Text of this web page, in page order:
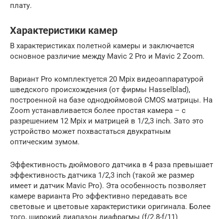
плату.
Характеристики камер
В характеристиках полетной камеры и заключается
основное различие между Mavic 2 Pro и Mavic 2 Zoom.
Вариант Pro комплектуется 20 Mpix видеоаппаратурой
шведского происхождения (от фирмы Hasselblad),
построенной на базе однодюймовой CMOS матрицы. На
Zoom устанавливается более простая камера – с
разрешением 12 Mpix и матрицей в 1/2,3 inch. Зато это
устройство может похвастаться двукратным
оптическим зумом.
Эффективность дюймового датчика в 4 раза превышает
эффективность датчика 1/2,3 inch (такой же размер
имеет и датчик Mavic Pro). Эта особенность позволяет
камере варианта Pro эффективно передавать все
световые и цветовые характеристики оригинала. Более
того, широкий диапазон диафрагмы (f/2.8-f/11)